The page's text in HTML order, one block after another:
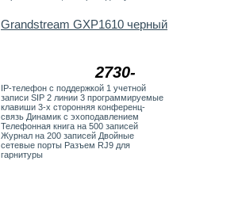
2730-
Grandstream GXP1610 черный
IP-телефон c поддержкой 1 учетной
записи SIP 2 линии 3 программируемые
клавиши 3-х сторонняя конференц-
связь Динамик с эхоподавлением
Телефонная книга на 500 записей
Журнал на 200 записей Двойные
сетевые порты Разъем RJ9 для
гарнитуры